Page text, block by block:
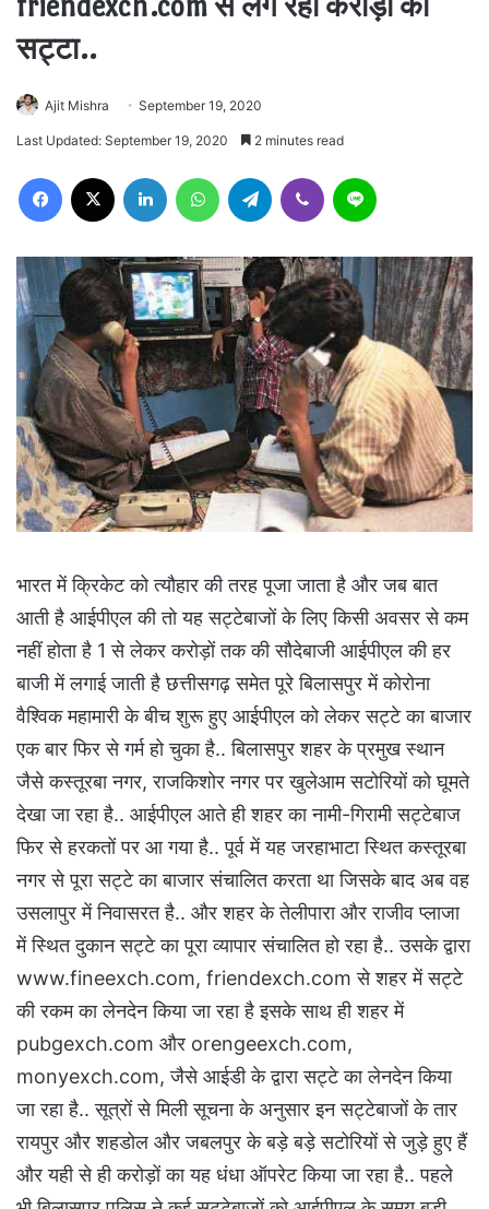
friendexch.com से लग रहा करोड़ो का
सट्टा..
Ajit Mishra September 19, 2020
Last Updated: September 19, 2020 2 minutes read
Facebook LinkedIn WhatsAppTelegram Viber
भारत में क्रिकेट को त्यौहार की तरह पूजा जाता है और जब बात
आती है आईपीएल की तो यह सट्टेबाजों के लिए किसी अवसर से कम
नहीं होता है 1 से लेकर करोड़ों तक की सौदेबाजी आईपीएल की हर
बाजी में लगाई जाती है छत्तीसगढ़ समेत पूरे बिलासपुर में कोरोना
वैश्विक महामारी के बीच शुरू हुए आईपीएल को लेकर सट्टे का बाजार
एक बार फिर से गर्म हो चुका है.. बिलासपुर शहर के प्रमुख स्थान
जैसे कस्तूरबा नगर, राजकिशोर नगर पर खुलेआम सटोरियों को घूमते
देखा जा रहा है.. आईपीएल आते ही शहर का नामी-गिरामी सट्टेबाज
फिर से हरकतों पर आ गया है.. पूर्व में यह जरहाभाटा स्थित कस्तूरबा
नगर से पूरा सट्टे का बाजार संचालित करता था जिसके बाद अब वह
उसलापुर में निवासरत है.. और शहर के तेलीपारा और राजीव प्लाजा
में स्थित दुकान सट्टे का पूरा व्यापार संचालित हो रहा है.. उसके द्वारा
www.fineexch.com, friendexch.com से शहर में सट्टे
की रकम का लेनदेन किया जा रहा है इसके साथ ही शहर में
pubgexch.com और orengeexch.com,
monyexch.com, जैसे आईडी के द्वारा सट्टे का लेनदेन किया
जा रहा है.. सूत्रों से मिली सूचना के अनुसार इन सट्टेबाजों के तार
रायपुर और शहडोल और जबलपुर के बड़े बड़े सटोरियों से जुड़े हुए हैं
और यही से ही करोड़ों का यह धंधा ऑपरेट किया जा रहा है.. पहले